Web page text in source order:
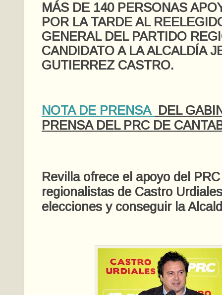
MÁS DE 140 PERSONAS
POR LA TARDE AL
GENERAL DEL PARTIDO
CANDIDATO A LA ALCALDÍA
GUTIERREZ CASTRO.
NOTA DE PRENSA
DEL
PRENSA DEL PRC DE
Revilla ofrece el apoyo del
regionalistas de Castro
elecciones y conseguir la